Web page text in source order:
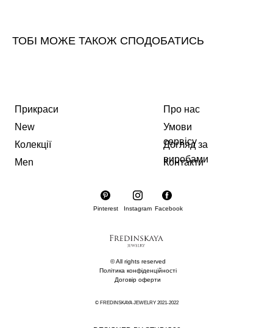
ТОБІ МОЖЕ ТАКОЖ СПОДОБАТИСЬ
Pinterest Instagram
Прикраси
New
Колекції
Men
Про нас
Умови
сервісу
Догляд за
виробами
© All rights reserved
Політика конфіденційності
Договір оферти
© FREDINSKAYA JEWELRY 2021-2022
Facebook
Контакти